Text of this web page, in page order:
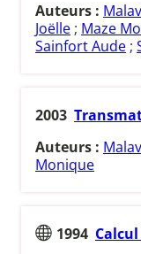
Auteurs :
Joëlle ; Maze
Sainfort Aude ;
2003
Auteurs :
Monique
1994